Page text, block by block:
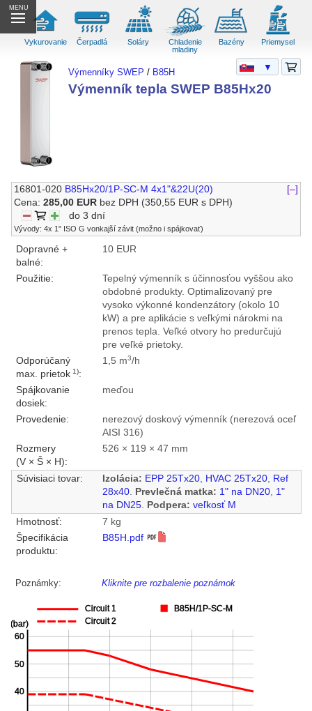
MENU
Vykurovanie Čerpadlá Soláry
Chladenie
mladiny
Bazény Priemysel
Výmenníky SWEP / B85H
Výmenník tepla SWEP B85Hx20
16801-020 B85Hx20/1P-SC-M 4x1"&22U(20)
[–]
Cena:285,00 EUR bez DPH (350,55 EUR s DPH)
do 3 dní
Vývody: 4x 1" ISO G vonkajší závit (možno i spájkovať)
Dopravné +
balné:
10 EUR
Použitie:
Tepelný výmenník s účinnosťou vyššou ako
obdobné produkty. Optimalizovaný pre
vysoko výkonné kondenzátory (okolo 10
kW) a pre aplikácie s veľkými nárokmi na
prenos tepla. Veľké otvory ho predurčujú
pre veľké prietoky.
Odporúčaný
max. prietok1):
1,5 m3/h
Spájkovanie
dosiek:
meďou
Provedenie:
nerezový doskový výmenník (nerezová oceľ
AISI 316)
Rozmery
(V × Š × H):
526 × 119 × 47 mm
Súvisiaci tovar: Izolácia: EPP 25Tx20, HVAC 25Tx20, Ref
28x40. Prevlečná matka: 1" na DN20, 1"
na DN25. Podpera: veľkosť M
Hmotnosť:
7 kg
Špecifikácia
produktu:
B85H.pdf
Poznámky: Kliknite pre rozbalenie poznámok
▼